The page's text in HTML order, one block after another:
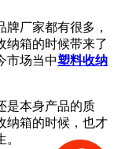
厂家都有很多，
纳箱的时候带来了
市场当中塑料收纳
是本身产品的质
纳箱的时候，也才